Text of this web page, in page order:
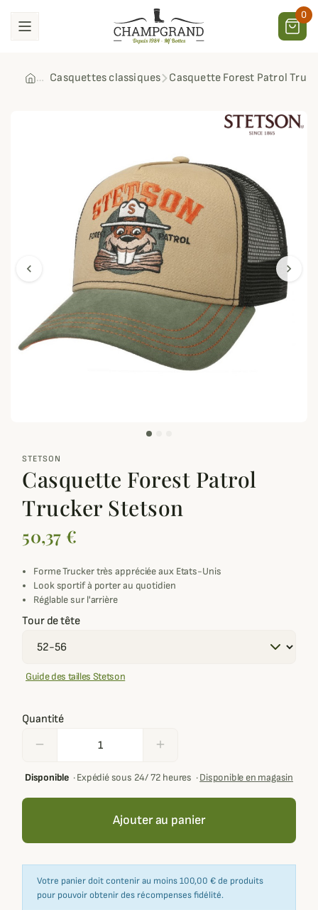
0
Casquettes classiques Casquette Forest Patrol
chevron_left chevron_right
STETSON
Casquette Forest Patrol
Trucker Stetson
50,37 €
Forme Trucker très appréciée aux Etats-Unis
Look sportif à porter au quotidien
Réglable sur l'arrière
Tour de tête
Guide des tailles Stetson
Quantité
remove add
Disponible·Expédié sous 24/ 72 heures ·Disponible en magasin
Ajouter au panier
Votre panier doit contenir au moins 100,00 € de produits
pour pouvoir obtenir des récompenses fidélité.